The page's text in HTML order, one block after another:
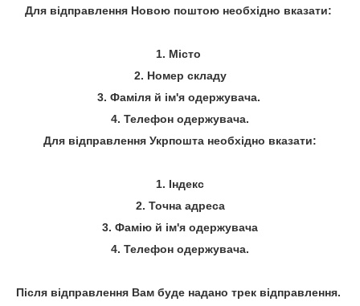
Для відправлення Новою поштою необхідно вказати:
1. Місто
2. Номер складу
3. Фаміля й ім'я одержувача.
4. Телефон одержувача.
Для відправлення Укрпошта необхідно вказати:
1. Індекс
2. Точна адреса
3. Фамію й ім'я одержувача
4. Телефон одержувача.
Після відправлення Вам буде надано трек відправлення.